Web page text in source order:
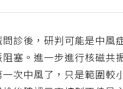
診後，研判可能是中風
塞。進一步進行核磁共
次中風了，只是範圍較